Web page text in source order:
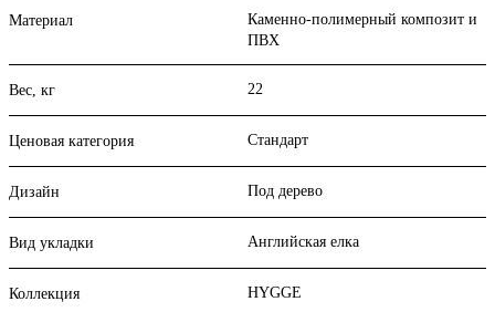
Материал
Каменно-полимерный композит и
ПВХ
Вес, кг 22
Ценовая категория Стандарт
Дизайн Под дерево
Вид укладки Английская елка
Коллекция HYGGE